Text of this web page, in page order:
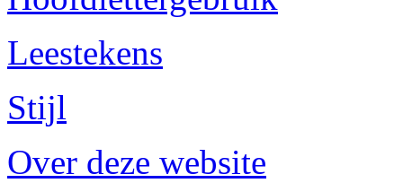
Leestekens
Stijl
Over deze website